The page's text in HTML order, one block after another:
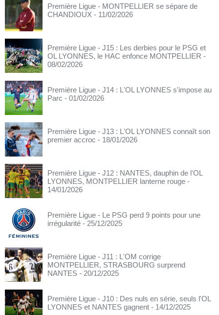
Première Ligue - MONTPELLIER se sépare de
CHANDIOUX - 11/02/2026
Première Ligue - J15 : Les derbies pour le PSG et
OL LYONNES, le HAC enfonce MONTPELLIER -
08/02/2026
Première Ligue - J14 : L'OL LYONNES s'impose au
Parc - 01/02/2026
Première Ligue - J13 : L'OL LYONNES connaît son
premier accroc - 18/01/2026
Première Ligue - J12 : NANTES, dauphin de l'OL
LYONNES, MONTPELLIER lanterne rouge -
14/01/2026
Première Ligue - Le PSG perd 9 points pour une
irrégularité - 25/12/2025
Première Ligue - J11 : L'OM corrige
MONTPELLIER, STRASBOURG surprend
NANTES - 20/12/2025
Première Ligue - J10 : Des nuls en série, seuls l'OL
LYONNES et NANTES gagnent - 14/12/2025